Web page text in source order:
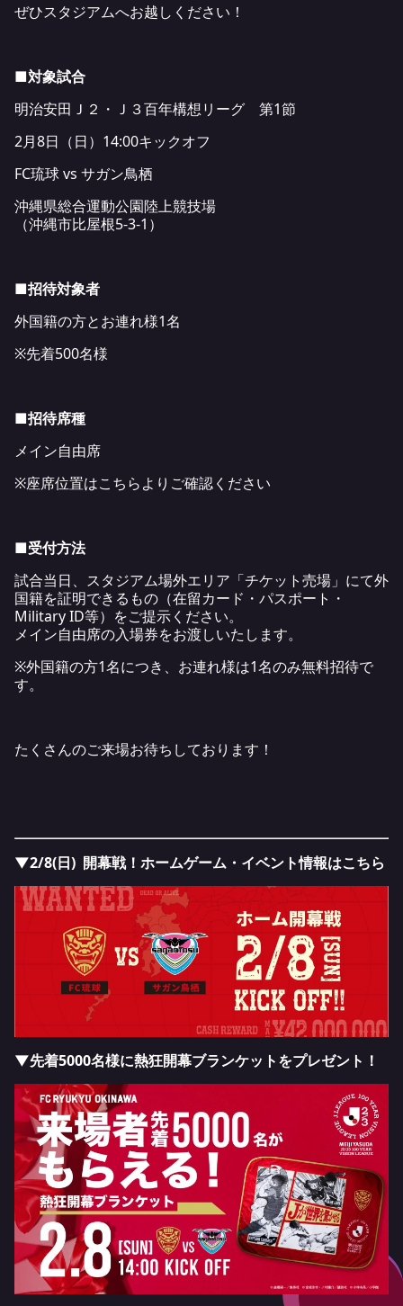
ぜひスタジアムへお越しください！
■対象試合
明治安田Ｊ２・Ｊ３百年構想リーグ 第1節
2月8日（日）14:00キックオフ
FC琉球 vs サガン鳥栖
沖縄県総合運動公園陸上競技場
（沖縄市比屋根5-3-1）
■招待対象者
外国籍の方とお連れ様1名
※先着500名様
■招待席種
メイン自由席
※座席位置はこちらよりご確認ください
■受付方法
試合当日、スタジアム場外エリア「チケット売場」にて外
国籍を証明できるもの（在留カード・パスポート・
Military ID等）をご提示ください。
メイン自由席の入場券をお渡しいたします。
※外国籍の方1名につき、お連れ様は1名のみ無料招待で
す。
たくさんのご来場お待ちしております！
▼2/8(日) 開幕戦！ホームゲーム・イベント情報はこちら
▼先着5000名様に熱狂開幕ブランケットをプレゼント！